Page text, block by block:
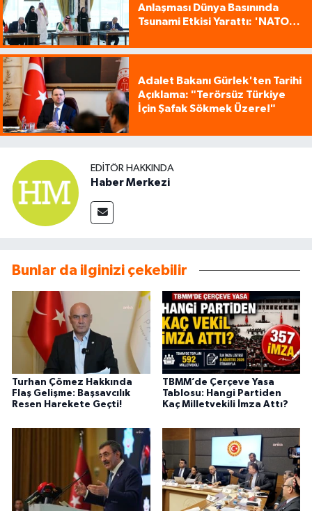
Anlaşması Dünya Basınında
Tsunami Etkisi Yarattı: 'NATO
Adalet Bakanı Gürlek'ten Tarihi
Açıklama: "Terörsüz Türkiye
İçin Şafak Sökmek Üzere!"
EDITÖR HAKKINDA
Haber Merkezi
Bunlar da ilginizi çekebilir
Turhan Çömez Hakkında
Flaş Gelişme: Başsavcılık
Resen Harekete Geçti!
TBMM’de Çerçeve Yasa
Tablosu: Hangi Partiden
Kaç Milletvekili İmza Attı?